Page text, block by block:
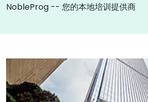
NobleProg -- 您的本地培训提供商